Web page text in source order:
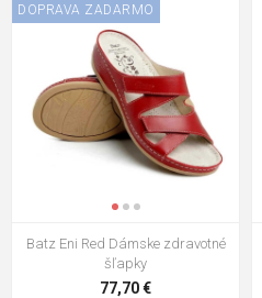
DOPRAVA ZADARMO
Batz Eni Red Dámske zdravotné
šľapky
77,70 €